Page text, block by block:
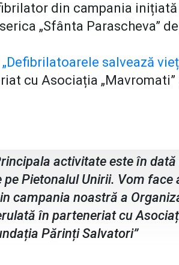
din campania
„Sfânta Parascheva”
„Defibrilatoarele salvează
cu Asociația
activitate este în
pe Pietonalul Unirii. Vom
campania noastră a
în parteneriat cu
Părinți Salvatori”